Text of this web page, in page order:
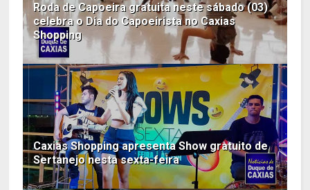
Roda de Capoeira gratuita neste sábado (03)
celebra o Dia do Capoeirista no Caxias
Shopping
Caxias Shopping apresenta Show gratuito de
Sertanejo nesta sexta-feira